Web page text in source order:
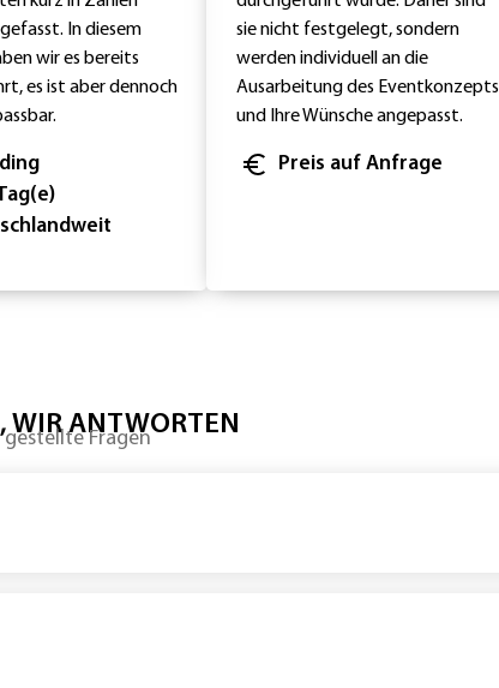
In diesem
wir es bereits
es ist aber dennoch
sie nicht festgelegt, sondern
werden individuell an die
Ausarbeitung des Eventkonzepts
und Ihre Wünsche angepasst.
Preis auf Anfrage
WIR ANTWORTEN
gestellte Fragen